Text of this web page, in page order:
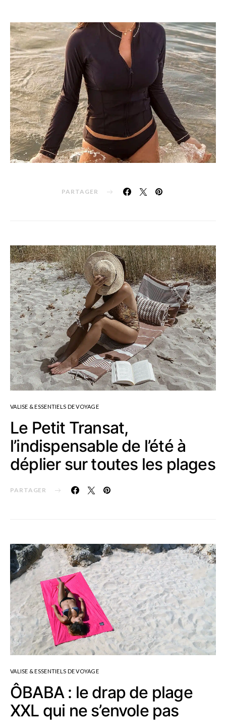
PARTAGER
VALISE & ESSENTIELS DE VOYAGE
Le Petit Transat,
l’indispensable de l’été à
déplier sur toutes les plages
PARTAGER
VALISE & ESSENTIELS DE VOYAGE
ÔBABA : le drap de plage
XXL qui ne s’envole pas